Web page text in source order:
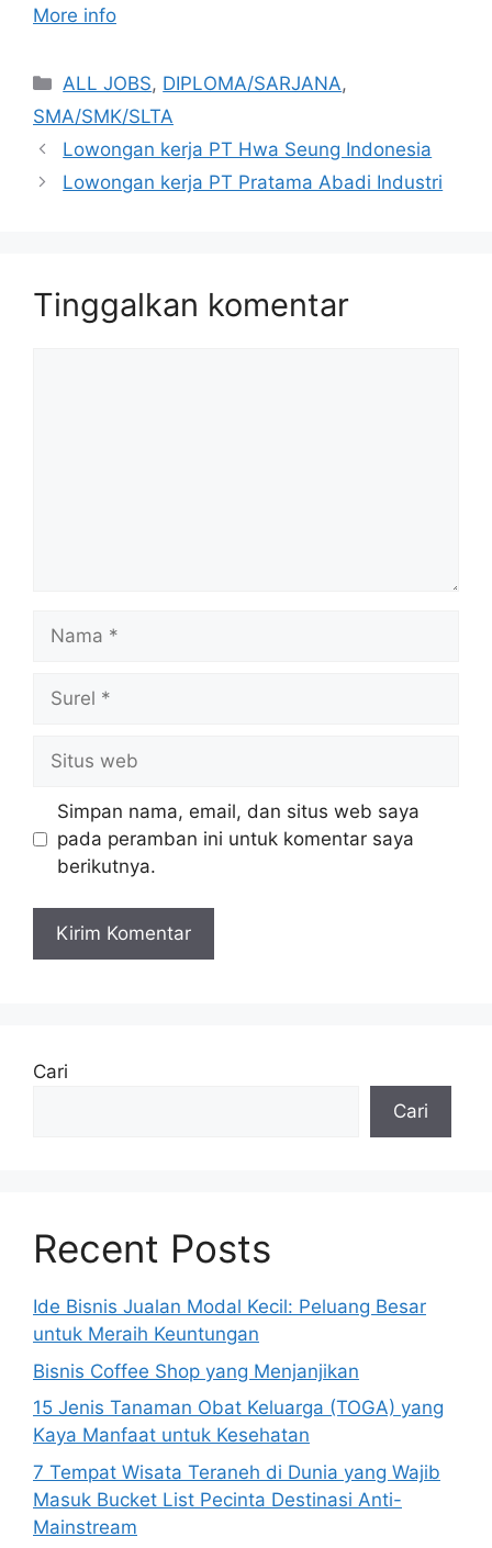
More info
Kategori
ALL JOBS, DIPLOMA/SARJANA,
SMA/SMK/SLTA
Lowongan kerja PT Hwa Seung Indonesia
Lowongan kerja PT Pratama Abadi Industri
Tinggalkan komentar
web
Simpan nama, email, dan situs web saya
pada peramban ini untuk komentar saya
berikutnya.
Cari
Cari
Recent Posts
Ide Bisnis Jualan Modal Kecil: Peluang Besar
untuk Meraih Keuntungan
Bisnis Coffee Shop yang Menjanjikan
15 Jenis Tanaman Obat Keluarga (TOGA) yang
Kaya Manfaat untuk Kesehatan
7 Tempat Wisata Teraneh di Dunia yang Wajib
Masuk Bucket List Pecinta Destinasi Anti-
Mainstream